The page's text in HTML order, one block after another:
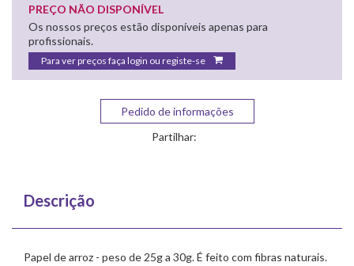
PREÇO NÃO DISPONÍVEL
Os nossos preços estão disponíveis apenas para
profissionais.
Para ver preços faça login ou registe-se
Pedido de informações
Partilhar:
Descrição
Papel de arroz - peso de 25g a 30g. É feito com fibras naturais.